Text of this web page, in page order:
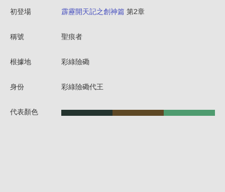
初登場 霹靂開天記之創神篇 第2章
稱號 聖痕者
根據地 彩綠險磡
身份 彩綠險磡代王
代表顏色